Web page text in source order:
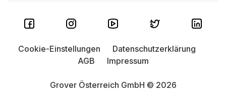
Grover Österreich GmbH © 2026
Cookie-Einstellungen
Datenschutzerklärung
AGB
Impressum